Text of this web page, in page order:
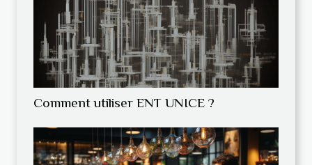
Comment utiliser ENT UNICE ?